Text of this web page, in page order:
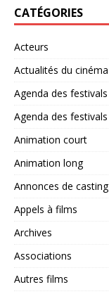
CATÉGORIES
Acteurs
Actualités du cinéma
Agenda des festivals
Agenda des festivals
Animation court
Animation long
Annonces de casting
Appels à films
Archives
Associations
Autres films